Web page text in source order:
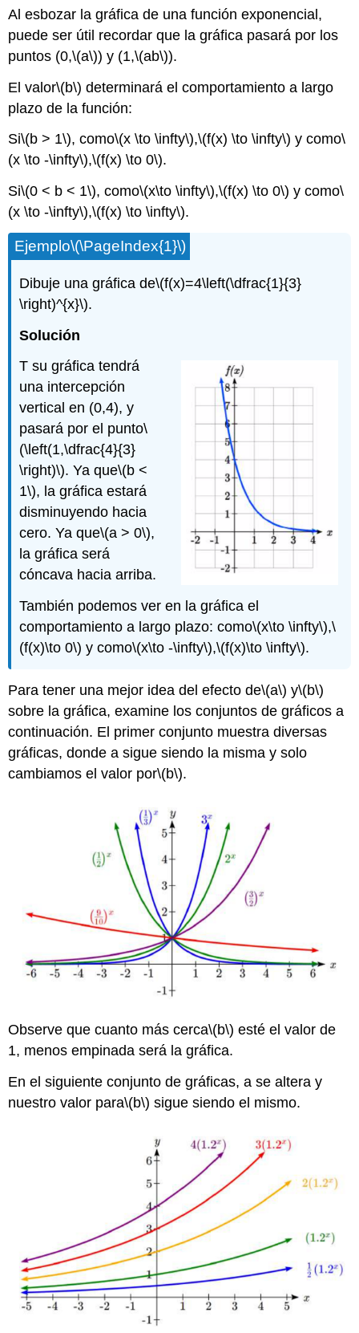
Al esbozar la gráfica de una función exponencial,
puede ser útil recordar que la gráfica pasará por los
puntos (0,\(a\)) y (1,\(ab\)).
El valor\(b\) determinará el comportamiento a largo
plazo de la función:
Si\(b > 1\), como\(x \to \infty\),\(f(x) \to \infty\) y como\
(x \to -\infty\),\(f(x) \to 0\).
Si\(0 < b < 1\), como\(x\to \infty\),\(f(x) \to 0\) y como\
(x \to -\infty\),\(f(x) \to \infty\).
Ejemplo\(\PageIndex{1}\)
Dibuje una gráfica de\(f(x)=4\left(\dfrac{1}{3}
\right)^{x}\).
Solución
T su gráfica tendrá
una intercepción
vertical en (0,4), y
pasará por el punto\
(\left(1,\dfrac{4}{3}
\right)\). Ya que\(b <
1\), la gráfica estará
disminuyendo hacia
cero. Ya que\(a > 0\),
la gráfica será
cóncava hacia arriba.
También podemos ver en la gráfica el
comportamiento a largo plazo: como\(x\to \infty\),\
(f(x)\to 0\) y como\(x\to -\infty\),\(f(x)\to \infty\).
Para tener una mejor idea del efecto de\(a\) y\(b\)
sobre la gráfica, examine los conjuntos de gráficos a
continuación. El primer conjunto muestra diversas
gráficas, donde a sigue siendo la misma y solo
cambiamos el valor por\(b\).
Observe que cuanto más cerca\(b\) esté el valor de
1, menos empinada será la gráfica.
En el siguiente conjunto de gráficas, a se altera y
nuestro valor para\(b\) sigue siendo el mismo.